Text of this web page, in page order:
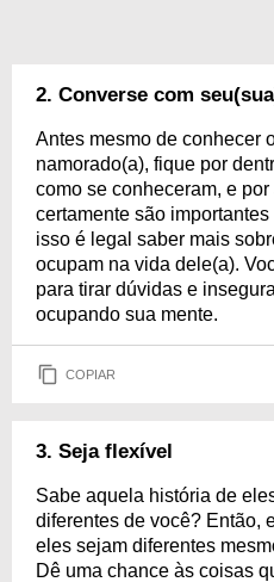
2. Converse com
Antes mesmo de conhecer
namorado(a), fique por
como se conheceram, e
certamente são
isso é legal saber mais
ocupam na vida dele(a).
para tirar dúvidas e
ocupando sua mente.
COPIAR
3. Seja flexível
Sabe aquela história de
diferentes de você? Então,
eles sejam diferentes
Dê uma chance às coisas